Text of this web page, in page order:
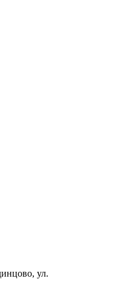
ул.